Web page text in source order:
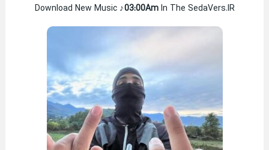
Download New Music ♪03:00AmIn The SedaVers.IR